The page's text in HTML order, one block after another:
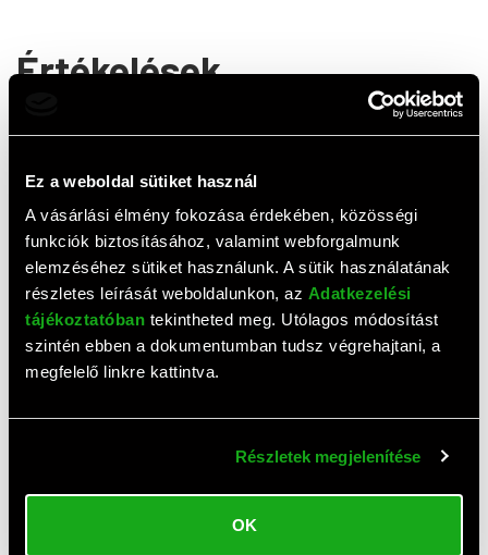
Ez a weboldal sütiket használ
A vásárlási élmény fokozása érdekében, közösségi
funkciók biztosításához, valamint webforgalmunk
elemzéséhez sütiket használunk. A sütik használatának
részletes leírását weboldalunkon, az Adatkezelési
tájékoztatóban tekintheted meg. Utólagos módosítást
szintén ebben a dokumentumban tudsz végrehajtani, a
megfelelő linkre kattintva.
Részletek megjelenítése
OK
Értékelések
0,0
Ehhez a termékhez még nem érkezett értékelés. Legyél te
az első!
Top termékek